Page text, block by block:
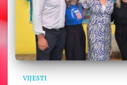
VIJESTI